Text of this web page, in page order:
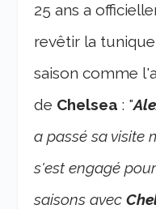
25 ans a
revêtir la
saison comme
de Chelsea : "
a passé sa visite
s'est engagé
saisons avec